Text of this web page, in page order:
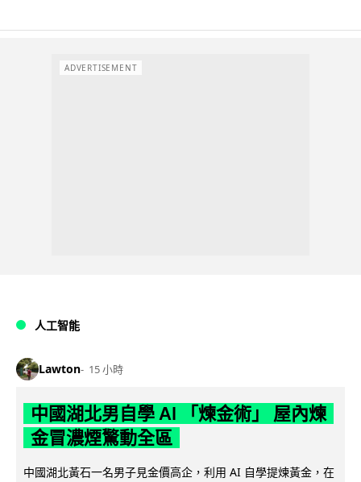
ADVERTISEMENT
人工智能
Lawton 15 小時
中國湖北男自學 AI 「煉金術」 屋內煉
金冒濃煙驚動全區
中國湖北黃石一名男子見金價高企，利用 AI 自學提煉黃金，在